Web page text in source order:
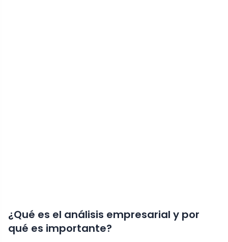
¿Qué es el análisis empresarial y por
qué es importante?